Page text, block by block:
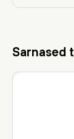
Sarnased